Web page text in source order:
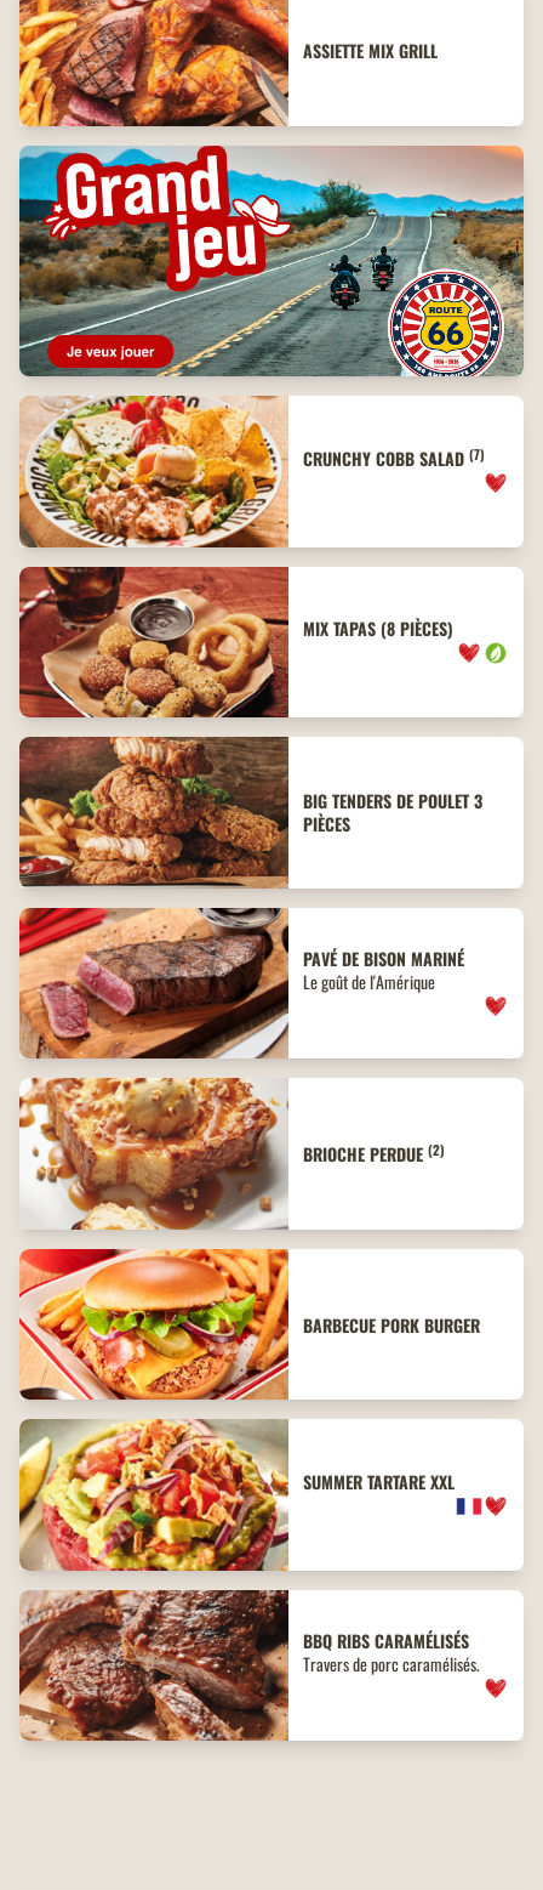
ASSIETTE MIX GRILL
CRUNCHY COBB SALAD (7)
MIX TAPAS (8 PIÈCES)
BIG TENDERS DE POULET 3
PIÈCES
PAVÉ DE BISON MARINÉ
Le goût de l'Amérique
BRIOCHE PERDUE (2)
BARBECUE PORK BURGER
SUMMER TARTARE XXL
BBQRIBSCARAMÉLISÉS
Travers de porc caramélisés.